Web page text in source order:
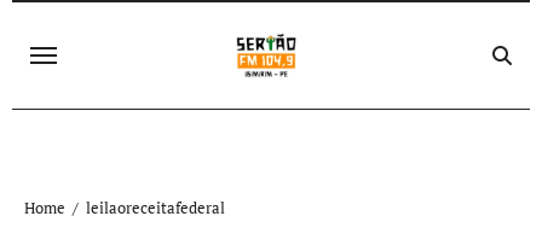
Home leilaoreceitafederal